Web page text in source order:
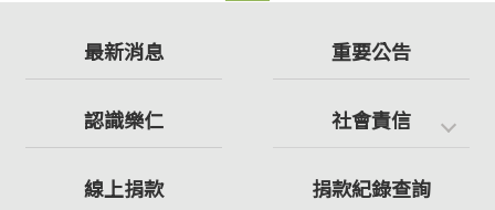
最新消息 重要公告
認識樂仁 社會責信
線上捐款 捐款紀錄查詢